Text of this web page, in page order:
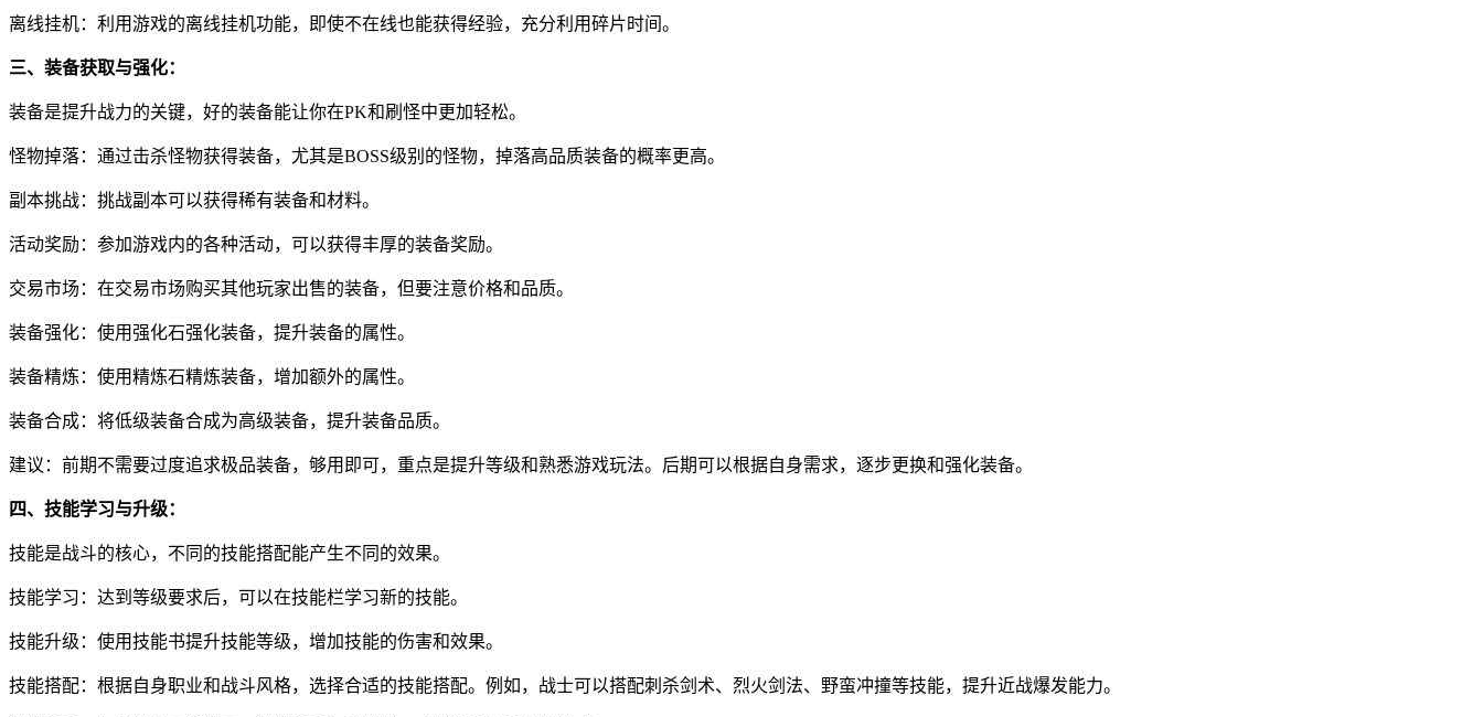
离线挂机：利用游戏的离线挂机功能，即使不在线也能获得经验，充分利用碎片时间。
三、装备获取与强化：
装备是提升战力的关键，好的装备能让你在PK和刷怪中更加轻松。
怪物掉落：通过击杀怪物获得装备，尤其是BOSS级别的怪物，掉落高品质装备的概率更高。
副本挑战：挑战副本可以获得稀有装备和材料。
活动奖励：参加游戏内的各种活动，可以获得丰厚的装备奖励。
交易市场：在交易市场购买其他玩家出售的装备，但要注意价格和品质。
装备强化：使用强化石强化装备，提升装备的属性。
装备精炼：使用精炼石精炼装备，增加额外的属性。
装备合成：将低级装备合成为高级装备，提升装备品质。
建议：前期不需要过度追求极品装备，够用即可，重点是提升等级和熟悉游戏玩法。后期可以根据自身需求，逐步更换和强化装备。
四、技能学习与升级：
技能是战斗的核心，不同的技能搭配能产生不同的效果。
技能学习：达到等级要求后，可以在技能栏学习新的技能。
技能升级：使用技能书提升技能等级，增加技能的伤害和效果。
技能搭配：根据自身职业和战斗风格，选择合适的技能搭配。例如，战士可以搭配刺杀剑术、烈火剑法、野蛮冲撞等技能，提升近战爆发能力。